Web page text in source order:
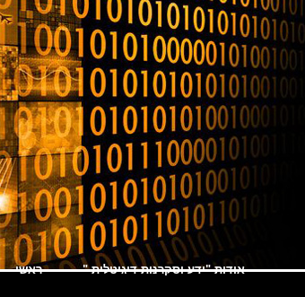
אודות "ידע וסקרנות דיגיטלית " ראשי